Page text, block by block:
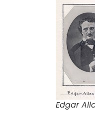
Edgar